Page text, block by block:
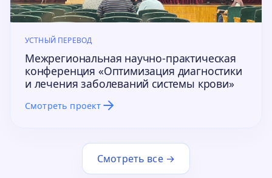
УСТНЫЙ ПЕРЕВОД
Межрегиональная научно-практическая
конференция «Оптимизация диагностики
и лечения заболеваний системы крови»
Смотреть проект
Смотреть все →